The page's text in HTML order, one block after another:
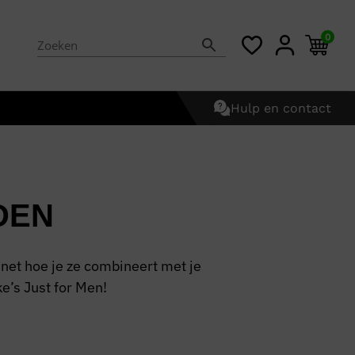
0
Hulp en contact
hoe je ze combineert met je
Just for Men!